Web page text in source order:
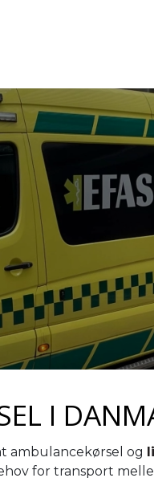
I
ambulancekørsel og
for transport